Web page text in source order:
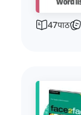
47पाठ